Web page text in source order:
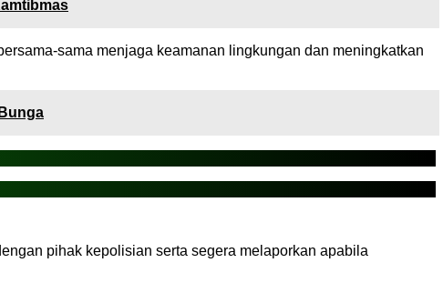
sama menjaga keamanan lingkungan dan meningkatkan
pihak kepolisian serta segera melaporkan apabila